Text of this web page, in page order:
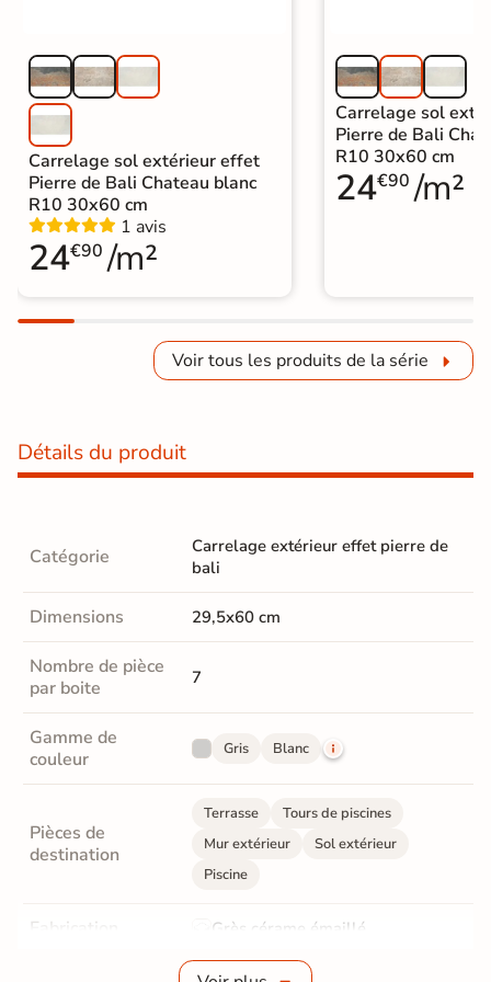
Carrelage sol extérieur effet
Pierre de Bali Chateau blanc
R10 30x60 cm
1 avis
24€90 /m²
Carrelage sol
Pierre de Bali
R10 30x60 cm
24€90 /m²
Voir tous les produits de la série
Détails du produit
Catégorie
Carrelage extérieur effet pierre de
bali
Dimensions 29,5x60 cm
Nombre de pièce
par boite
7
Gamme de
couleur
Gris Blanc
Pièces de
destination
Terrasse
Tours de piscines
Mur extérieur
Sol extérieur
Piscine
Fabrication Grès cérame émaillé
8 mm